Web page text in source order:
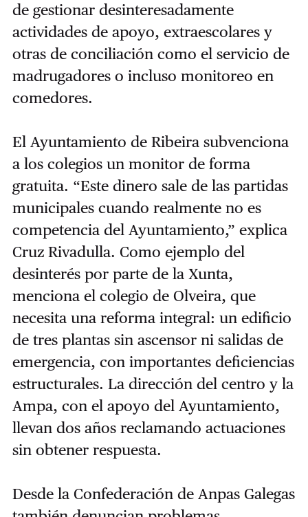
de gestionar desinteresadamente
actividades de apoyo, extraescolares y
otras de conciliación como el servicio de
madrugadores o incluso monitoreo en
comedores.
El Ayuntamiento de Ribeira subvenciona
a los colegios un monitor de forma
gratuita. “Este dinero sale de las partidas
municipales cuando realmente no es
competencia del Ayuntamiento,” explica
Cruz Rivadulla. Como ejemplo del
desinterés por parte de la Xunta,
menciona el colegio de Olveira, que
necesita una reforma integral: un edificio
de tres plantas sin ascensor ni salidas de
emergencia, con importantes deficiencias
estructurales. La dirección del centro y la
Ampa, con el apoyo del Ayuntamiento,
llevan dos años reclamando actuaciones
sin obtener respuesta.
Desde la Confederación de Anpas Galegas